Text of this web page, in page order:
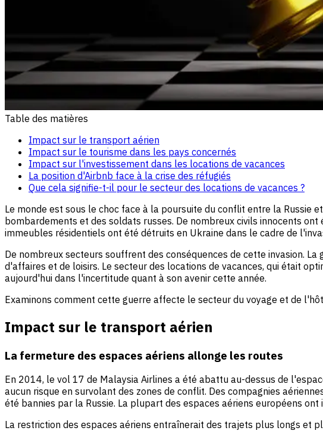
Table des matières
Impact sur le transport aérien
Impact sur le tourisme dans les pays concernés
Impact sur l'investissement dans les locations de vacances
La position d'Airbnb face à la crise des réfugiés
Que cela signifie-t-il pour le secteur des locations de vacances ?
Le monde est sous le choc face à la poursuite du conflit entre la
bombardements et des soldats russes. De nombreux civils innocents
immeubles résidentiels ont été détruits en Ukraine dans le cadre de
De nombreux secteurs souffrent des conséquences de cette invasion.
d'affaires et de loisirs. Le secteur des locations de vacances, qui était
aujourd'hui dans l'incertitude quant à son avenir cette année.
Examinons comment cette guerre affecte le secteur du voyage et de
Impact sur le transport aérien
La fermeture des espaces aériens allonge les routes
En 2014, le vol 17 de Malaysia Airlines a été abattu au-dessus de
aucun risque en survolant des zones de conflit. Des compagnies
été bannies par la Russie. La plupart des espaces aériens européens
La restriction des espaces aériens entraînerait des trajets plus longs et